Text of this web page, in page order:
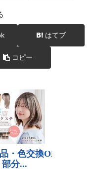
はてブ
コピー